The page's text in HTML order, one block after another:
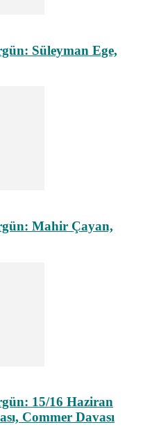
Süleyman Ege,
Mahir Çayan,
15/16 Haziran
Commer Davası